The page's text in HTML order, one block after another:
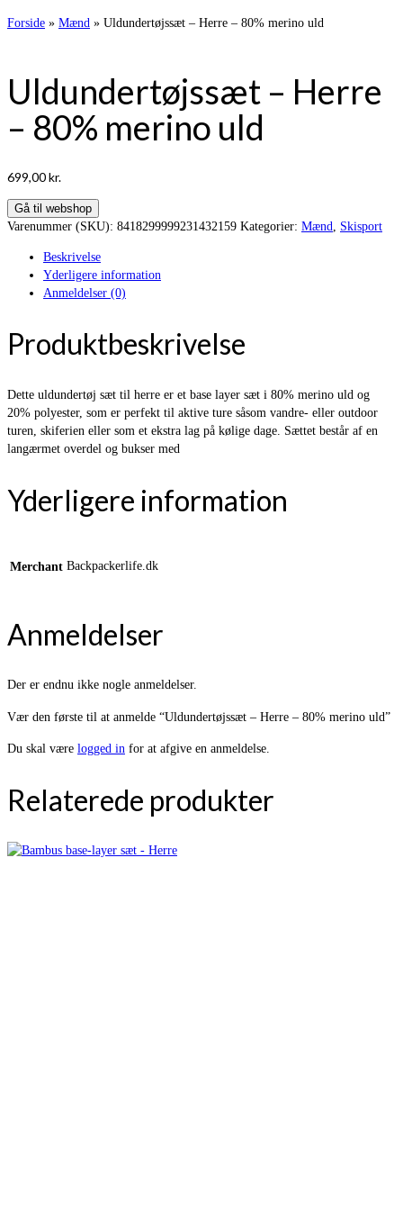
Forside » Mænd » Uldundertøjssæt – Herre – 80% merino uld
Uldundertøjssæt – Herre
– 80% merino uld
699,00kr.
Gå til webshop
Varenummer (SKU): 8418299999231432159 Kategorier: Mænd Skisport
Beskrivelse
Yderligere information
Anmeldelser (0)
Produktbeskrivelse
Dette uldundertøj sæt til herre er et base layer sæt i 80% merino uld og
20% polyester, som er perfekt til aktive ture såsom vandre- eller outdoor
turen, skiferien eller som et ekstra lag på kølige dage. Sættet består af en
langærmet overdel og bukser med
Yderligere information
Merchant Backpackerlife.dk
Anmeldelser
Der er endnu ikke nogle anmeldelser.
Vær den første til at anmelde “Uldundertøjssæt – Herre – 80% merino uld”
Du skal være logged in for at afgive en anmeldelse.
Relaterede produkter